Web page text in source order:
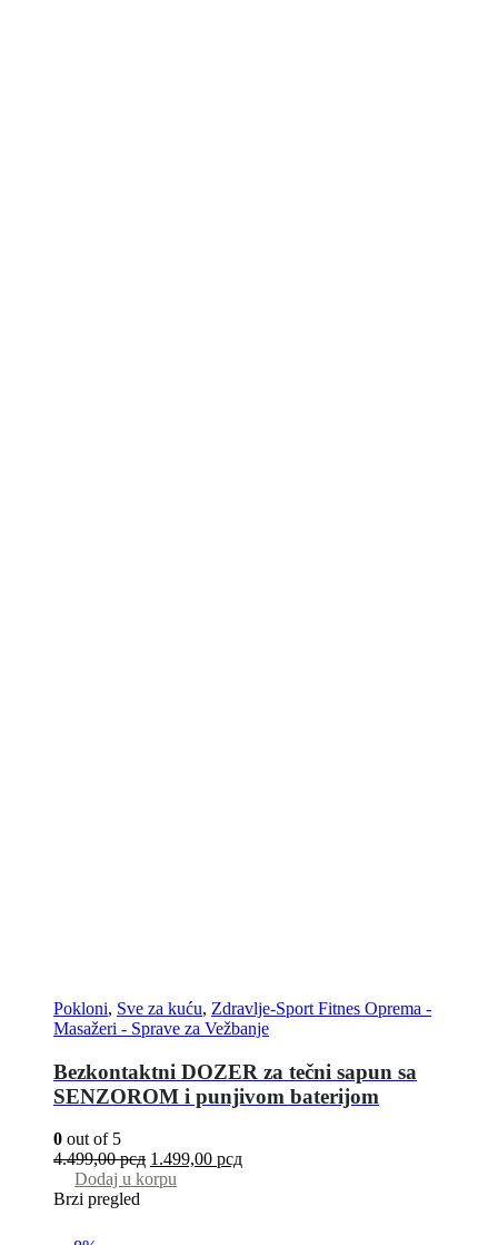
Pokloni, Sve za kuću, Zdravlje-Sport Fitnes Oprema -
Masažeri - Sprave za Vežbanje
Bezkontaktni DOZER za tečni sapun sa
SENZOROM i punjivom baterijom
0 out of 5
4.499,00рсд 1.499,00 рсд
Dodaj u korpu
Brzi pregled